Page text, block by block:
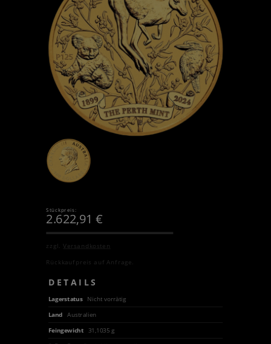
Stückpreis:
2.622,91€
zzgl.Versandkosten
Rückkaufpreis auf Anfrage.
DETAILS
Lagerstatus
Nicht vorrätig
Land
Australien
Feingewicht
31,1035 g